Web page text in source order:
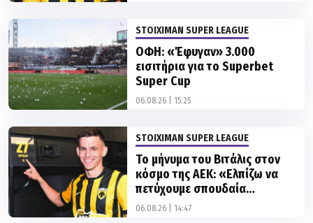
εισιτήρια για το Superbet
Super Cup
06.08.26 | 15:25
STOIXIMAN SUPER LEAGUE
κόσμο της ΑΕΚ: «Ελπίζω να
πετύχουμε σπουδαία
πράγματα»
06.08.26 | 14:47